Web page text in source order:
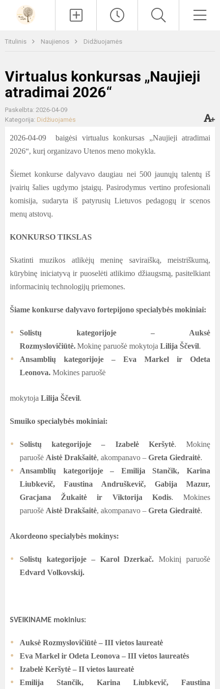
Titulinis Naujienos Didžiuojamės
Virtualus konkursas „Naujieji
atradimai 2026“
Paskelbta: 2026-04-09
Kategorija: Didžiuojamės
2026-04-09 baigėsi virtualus konkursas „Naujieji atradimai
2026“, kurį organizavo Utenos meno mokykla.
Šiemet konkurse dalyvavo daugiau nei 500 jaunųjų talentų iš
įvairių šalies ugdymo įstaigų. Pasirodymus vertino profesionali
komisija, sudaryta iš patyrusių Lietuvos pedagogų ir scenos
menų atstovų.
KONKURSO TIKSLAS
Skatinti muzikos atlikėjų meninę saviraišką, meistriškumą,
kūrybinę iniciatyvą ir puoselėti atlikimo džiaugsmą, pasitelkiant
informacinių technologijų priemones.
Šiame konkurse dalyvavo fortepijono specialybės mokiniai:
Solistų kategorijoje– Auksė
Rozmyslovičiūtė.Mokinę paruošė mokytoja Lilija Ščevil.
Ansamblių kategorijoje – Eva Markel ir Odeta
Leonova. Mokines paruošė
mokytoja Lilija Ščevil.
Smuiko specialybės mokiniai:
Solistų kategorijoje – Izabelė Keršytė. Mokinę
paruošė Aistė Drakšaitė, akompanavo – Greta Giedraitė.
Ansamblių kategorijoje – Emilija Stančik, Karina
Liubkevič, Faustina Andruškevič, Gabija Mazur,
Gracjana Žukaitė ir Viktorija Kodis. Mokines
paruošė Aistė Drakšaitė, akompanavo – Greta Giedraitė.
Akordeono specialybės mokinys:
Solistų kategorijoje – Karol Dzerkač.Mokinį paruošė
Edvard Volkovskij.
SVEIKINAME mokinius:
Auksė Rozmyslovičiūtė – III vietos laureatė
Eva Markel ir Odeta Leonova – III vietos laureatės
Izabelė Keršytė – II vietos laureatė
Emilija Stančik, Karina Liubkevič, Faustina